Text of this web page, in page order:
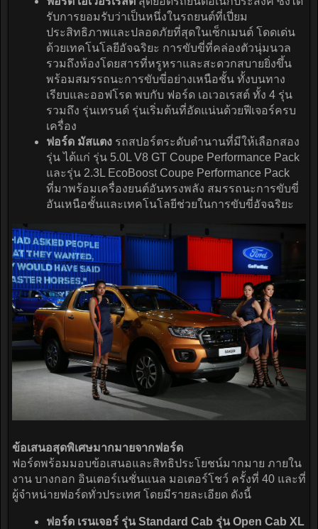
รับการยอมรับว่าเป็นหนึ่งในรถยนต์ที่เปี่ยม
ประสิทธิภาพและปลอดภัยที่สุดในเซ็กเมนต์ โดดเด่น
ด้วยเทคโนโลยีอัจฉริยะ การขับขี่ที่คล่องตัวนุ่มนวล
รวมถึงห้องโดยสารที่หรูหราและสะดวกสบายยิ่งขึ้น
พร้อมสมรรถนะการขับขี่อย่างเหนือชั้น ทั้งบนทาง
เรียบและออฟโรด พบกับ ฟอร์ด เอเวอเรสต์ ทั้ง 4 รุ่น
รวมถึง รุ่นเทรนด์ รุ่นเริ่มต้นที่อัดแน่นด้วยฟีเจอร์ครบ
เครื่อง
ฟอร์ด มัสแตง รถสปอร์ตระดับตำนานที่มีให้เลือกสอง
รุ่น ได้แก่ รุ่น 5.0L V8 GT Coupe Performance Pack
และรุ่น 2.3L EcoBoost Coupe Performance Pack
ที่มาพร้อมเครื่องยนต์อันทรงพลัง สมรรถนะการขับขี่
อันเหนือชั้นและเทคโนโลยีช่วยในการขับขี่อัจฉริยะ
ข้อเสนอสุดพิเศษมากมายจากฟอร์ด
ฟอร์ดพร้อมมอบข้อเสนอและสิทธิประโยชน์มากมาย ภายใน
งาน บางกอก อินเตอร์เนชั่นแนล มอเตอร์โชว์ ครั้งที่ 40 และที่
ผู้จำหน่ายฟอร์ดทั่วประเทศ โดยมีรายละเอียด ดังนี้
ฟอร์ด เรนเจอร์ รุ่น Standard Cab รุ่น Open Cab XL